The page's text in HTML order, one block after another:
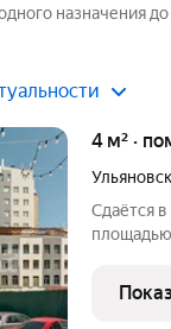
назначения
4 м² ·
Ульяновск
Сдаётся
площадью